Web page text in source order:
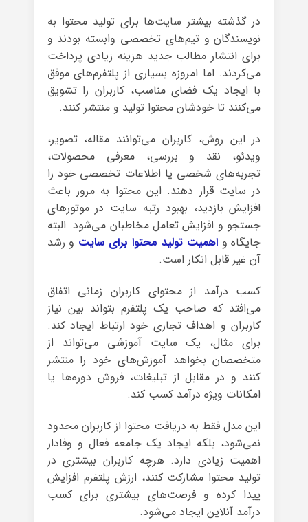
در گذشته بیشتر سایت‌ها برای تولید محتوا به
نویسندگان و تیم‌های تخصصی وابسته بودند و
برای انتشار مطالب جدید هزینه زیادی پرداخت
می‌کردند. اما امروزه بسیاری از پلتفرم‌های موفق
با ایجاد یک فضای مناسب، کاربران را تشویق
می‌کنند تا خودشان محتوا تولید و منتشر کنند.
در این روش، کاربران می‌توانند مقاله، تصویر،
ویدئو، نقد و بررسی، معرفی محصولات،
تجربه‌های شخصی یا اطلاعات تخصصی خود را
در سایت قرار دهند. این محتوا به مرور باعث
افزایش بازدید، بهبود رتبه سایت در موتورهای
جستجو و افزایش تعامل مخاطبان می‌شود. البته
جایگاه واهمیت تولید محتوا برای سایت و رشد
آن غیر قابل انکار است.
کسب درآمد از محتوای کاربران زمانی اتفاق
می‌افتد که صاحب یک پلتفرم بتواند بین نیاز
کاربران و اهداف تجاری خود ارتباط ایجاد کند.
برای مثال، یک سایت آموزشی می‌تواند از
متخصصان بخواهد آموزش‌های خود را منتشر
کنند و در مقابل از تبلیغات، فروش دوره‌ها یا
امکانات ویژه درآمد کسب کند.
این مدل فقط به دریافت محتوا از کاربران محدود
نمی‌شود، بلکه ایجاد یک جامعه فعال و وفادار
اهمیت زیادی دارد. هرچه کاربران بیشتری در
تولید محتوا مشارکت کنند، ارزش پلتفرم افزایش
پیدا کرده و فرصت‌های بیشتری برای کسب
درآمد آنلاین ایجاد می‌شود.